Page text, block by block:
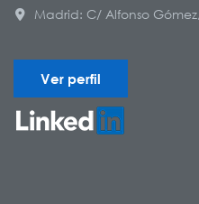
Madrid: C/ Alfonso
Ver perfil